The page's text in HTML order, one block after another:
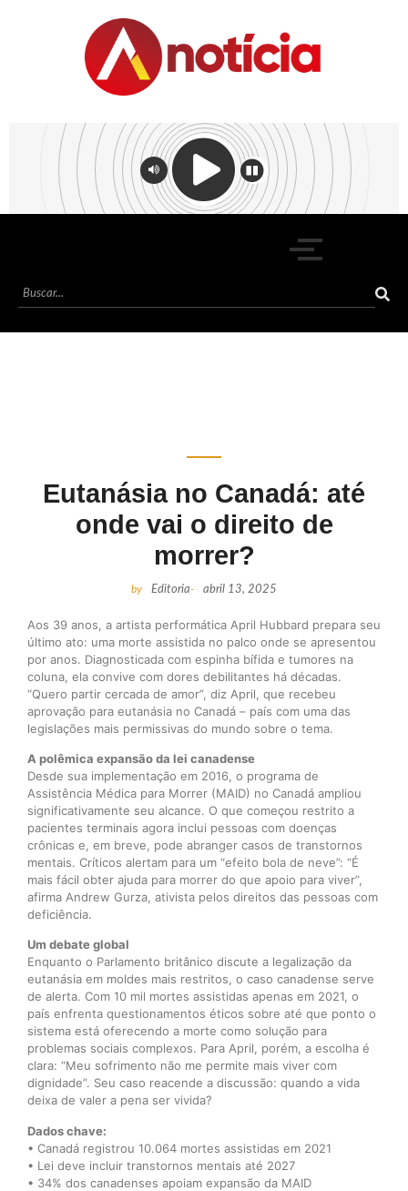
Eutanásia no Canadá: até
onde vai o direito de
morrer?
by Editoria- abril 13, 2025
Aos 39 anos, a artista performática April Hubbard prepara seu
último ato: uma morte assistida no palco onde se apresentou
por anos. Diagnosticada com espinha bífida e tumores na
coluna, ela convive com dores debilitantes há décadas.
“Quero partir cercada de amor”, diz April, que recebeu
aprovação para eutanásia no Canadá – país com uma das
legislações mais permissivas do mundo sobre o tema.
A polêmica expansão da lei canadense
Desde sua implementação em 2016, o programa de
Assistência Médica para Morrer (MAID) no Canadá ampliou
significativamente seu alcance. O que começou restrito a
pacientes terminais agora inclui pessoas com doenças
crônicas e, em breve, pode abranger casos de transtornos
mentais. Críticos alertam para um “efeito bola de neve”: “É
mais fácil obter ajuda para morrer do que apoio para viver”,
afirma Andrew Gurza, ativista pelos direitos das pessoas com
deficiência.
Um debate global
Enquanto o Parlamento britânico discute a legalização da
eutanásia em moldes mais restritos, o caso canadense serve
de alerta. Com 10 mil mortes assistidas apenas em 2021, o
país enfrenta questionamentos éticos sobre até que ponto o
sistema está oferecendo a morte como solução para
problemas sociais complexos. Para April, porém, a escolha é
clara: “Meu sofrimento não me permite mais viver com
dignidade”. Seu caso reacende a discussão: quando a vida
deixa de valer a pena ser vivida?
Dados chave:
• Canadá registrou 10.064 mortes assistidas em 2021
• Lei deve incluir transtornos mentais até 2027
• 34% dos canadenses apoiam expansão da MAID